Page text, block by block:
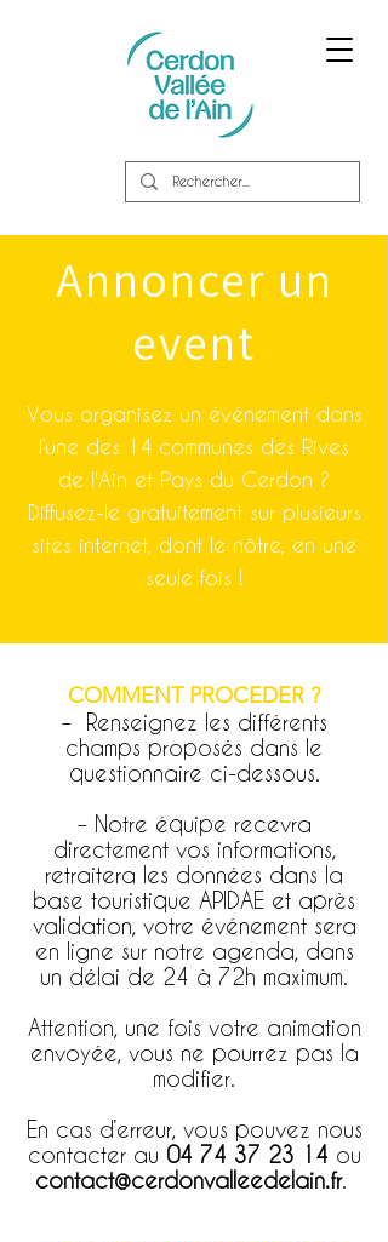
Annoncer un
event
Vous organisez un événement dans
l’une des 14 communes des Rives
de l'Ain et Pays du Cerdon ?
Diffusez-le gratuitement sur plusieurs
sites internet, dont le nôtre, en une
seule fois !
COMMENT PROCEDER ?
– Renseignez les différents
champs proposés dans le
questionnaire ci-dessous.
– Notre équipe recevra
directement vos informations,
retraitera les données dans la
base touristique APIDAE et après
validation, votre événement sera
en ligne sur notre agenda, dans
un délai de 24 à 72h maximum.
Attention, une fois votre animation
envoyée, vous ne pourrez pas la
modifier.
En cas d’erreur, vous pouvez nous
contacter au 04 74 37 23 14 ou
contact@cerdonvalleedelain.fr.